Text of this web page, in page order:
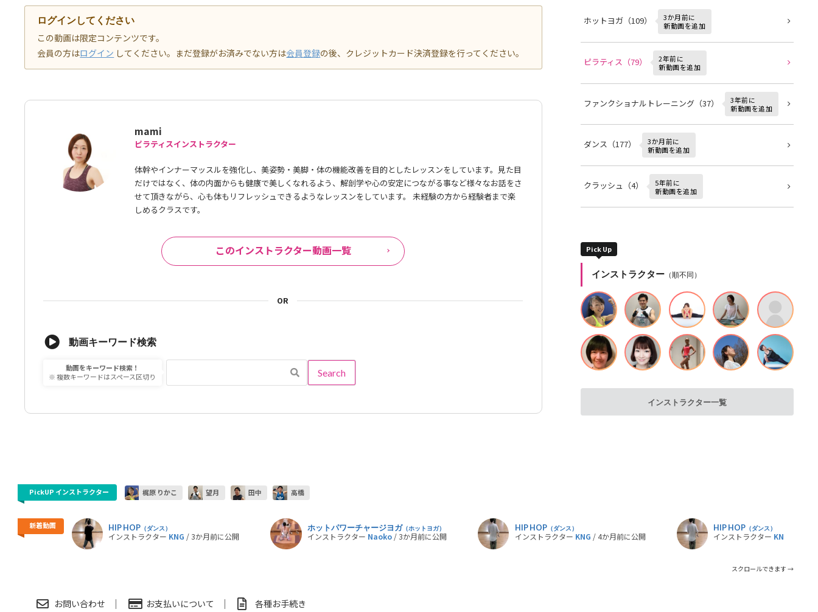
ログインしてください
この動画は限定コンテンツです。
会員の方はログイン してください。まだ登録がお済みでない方は会員登録の後、クレジットカード決済登録を行ってください。
mami
ピラティスインストラクター
体幹やインナーマッスルを強化し、美姿勢・美脚・体の機能改善を目的としたレッスンをしています。見た目
だけではなく、体の内面からも健康で美しくなれるよう、解剖学や心の安定につながる事など様々なお話をさ
せて頂きながら、心も体もリフレッシュできるようなレッスンをしています。 未経験の方から経験者まで楽
しめるクラスです。
このインストラクター動画一覧
OR
動画キーワード検索
動画をキーワード検索！
※ 複数キーワードはスペース区切り
ホットヨガ（109）
3か月前に
新動画を追加
ピラティス（79）
2年前に
新動画を追加
ファンクショナルトレーニング（37）
3年前に
新動画を追加
ダンス（177）
3か月前に
新動画を追加
クラッシュ（4）
5年前に
新動画を追加
Pick Up
インストラクター （順不同）
インストラクター一覧
PickUP インストラクター 梶原 りかこ 望月 田中 高橋
新着動画 HIP HOP （ダンス）
インストラクター KNG / 3か月前に公開
ホットパワーチャージヨガ（ホットヨガ）
インストラクター Naoko/ 3か月前に公開
HIP HOP（ダンス）
インストラクター KNG / 4か月前に公開
HIP HOP （ダンス）
インストラクター KNG
お問い合わせ お支払いについて 各種お手続き